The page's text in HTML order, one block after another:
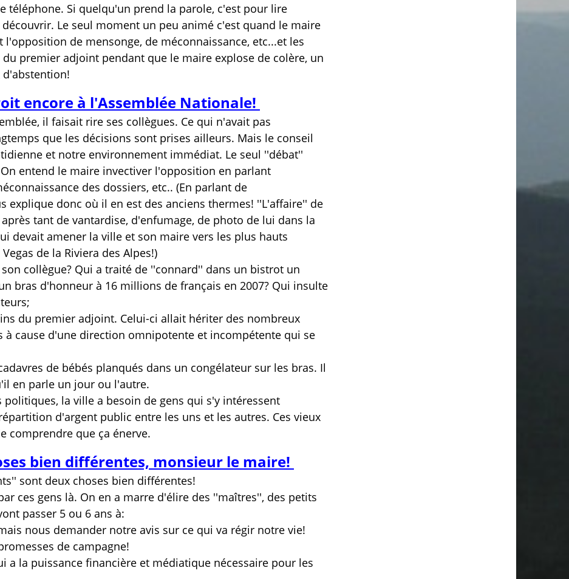
téléphone. Si quelqu'un prend la parole, c'est pour lire
Le seul moment un peu animé c'est quand le maire
de mensonge, de méconnaissance, etc...et les
premier adjoint pendant que le maire explose de colère, un
encore à l'Assemblée Nationale!
il faisait rire ses collègues. Ce qui n'avait pas
que les décisions sont prises ailleurs. Mais le conseil
et notre environnement immédiat. Le seul ''débat''
entend le maire invectiver l'opposition en parlant
des dossiers, etc.. (En parlant de
explique donc où il en est des anciens thermes! ''L'affaire'' de
tant de vantardise, d'enfumage, de photo de lui dans la
devait amener la ville et son maire vers les plus hauts
de la Riviera des Alpes!)
collègue? Qui a traité de ''connard'' dans un bistrot un
bras d'honneur à 16 millions de français en 2007? Qui insulte
du premier adjoint. Celui-ci allait hériter des nombreux
cause d'une direction omnipotente et incompétente qui se
de bébés planqués dans un congélateur sur les bras. Il
en parle un jour ou l'autre.
la ville a besoin de gens qui s'y intéressent
d'argent public entre les uns et les autres. Ces vieux
comprendre que ça énerve.
bien différentes, monsieur le maire!
sont deux choses bien différentes!
ces gens là. On en a marre d'élire des ''maîtres'', des petits
passer 5 ou 6 ans à:
nous demander notre avis sur ce qui va régir notre vie!
de campagne!
la puissance financière et médiatique nécessaire pour les